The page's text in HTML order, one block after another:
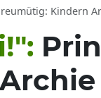
Kindern Archie